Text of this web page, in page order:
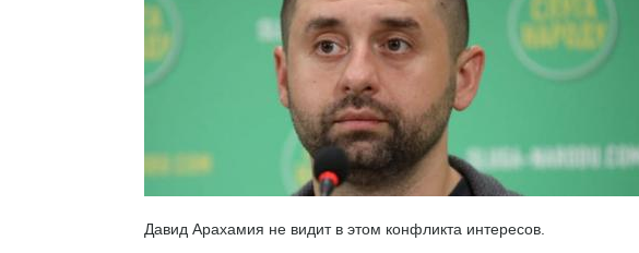
Давид Арахамия не видит в этом конфликта интересов.